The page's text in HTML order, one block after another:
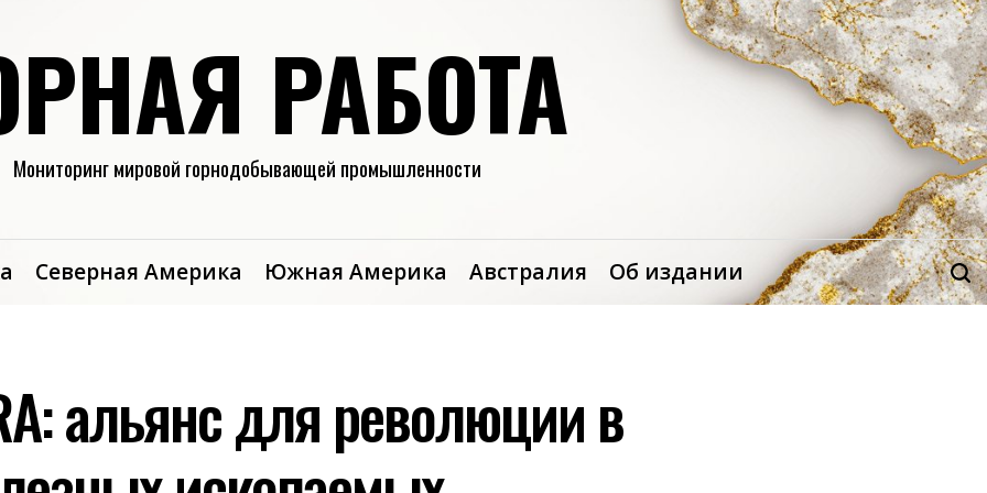
РАБОТА
Мониторинг мировой горнодобывающей промышленности
Северная Америка Южная Америка Австралия Об издании
альянс для революции в